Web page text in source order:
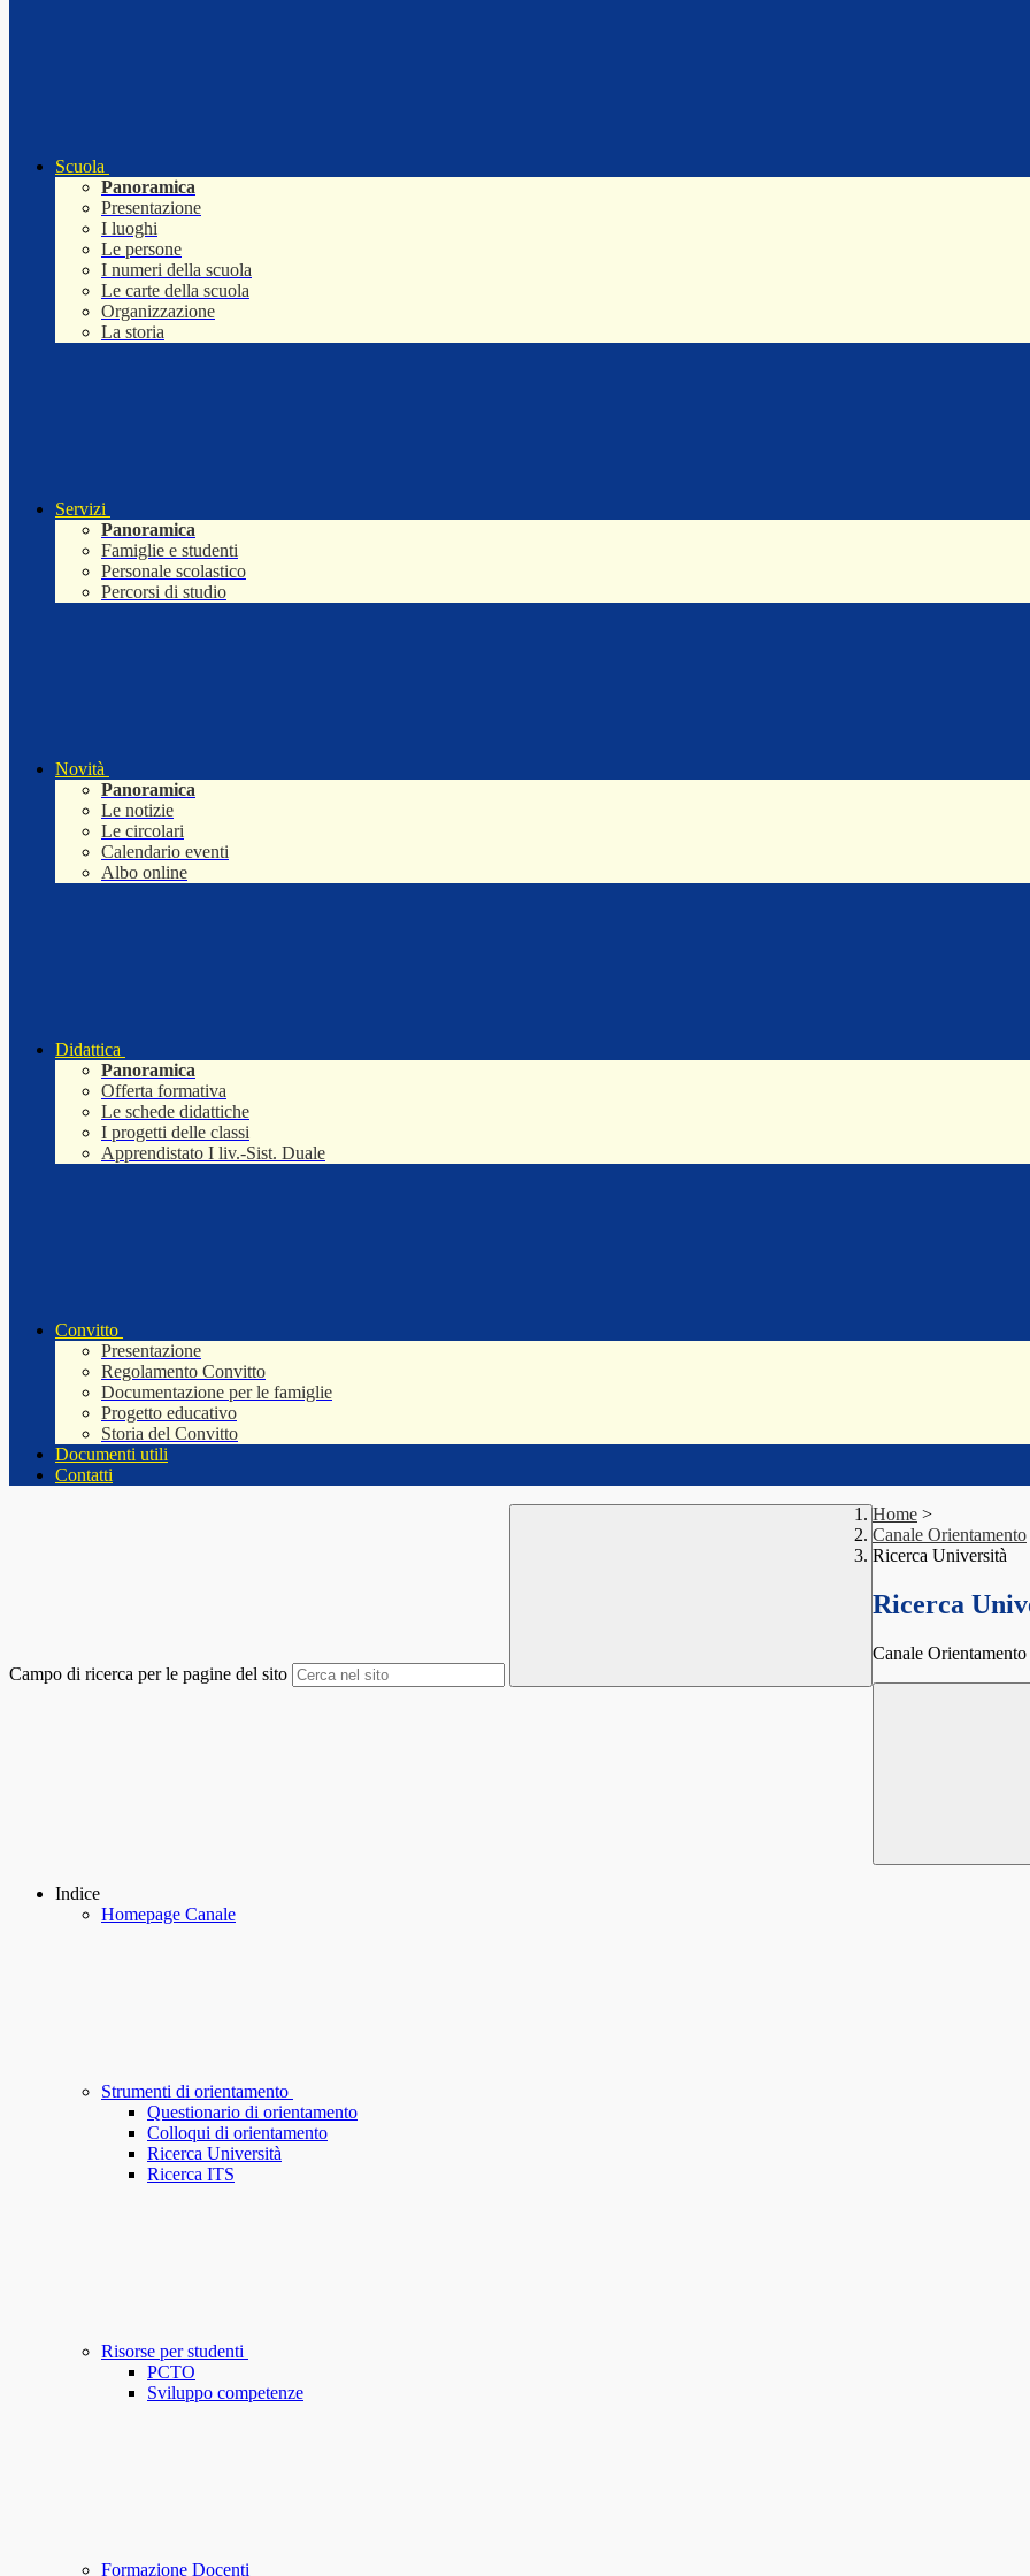
Scuola
Panoramica
Presentazione
I luoghi
Le persone
I numeri della scuola
Le carte della scuola
Organizzazione
La storia
Servizi
Panoramica
Famiglie e studenti
Personale scolastico
Percorsi di studio
Novità
Panoramica
Le notizie
Le circolari
Calendario eventi
Albo online
Didattica
Panoramica
Offerta formativa
Le schede didattiche
I progetti delle classi
Apprendistato I liv.-Sist. Duale
Convitto
Presentazione
Regolamento Convitto
Documentazione per le famiglie
Progetto educativo
Storia del Convitto
Documenti utili
Contatti
Campo di ricerca per le pagine del sito
Home >
Canale Orientamento
Ricerca Università
Ricerca
Canale Orientamento
Indice
Homepage Canale
Strumenti di orientamento
Questionario di orientamento
Colloqui di orientamento
Ricerca Università
Ricerca ITS
Risorse per studenti
PCTO
Sviluppo competenze
Formazione Docenti